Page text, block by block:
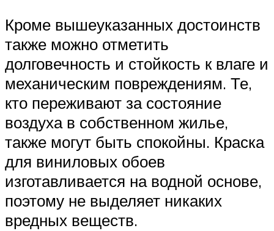
Кроме вышеуказанных достоинств
также можно отметить
долговечность и стойкость к влаге и
механическим повреждениям. Те,
кто переживают за состояние
воздуха в собственном жилье,
также могут быть спокойны. Краска
для виниловых обоев
изготавливается на водной основе,
поэтому не выделяет никаких
вредных веществ.